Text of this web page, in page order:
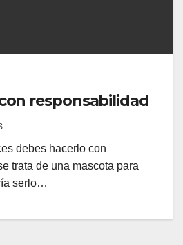
responsabilidad
debes hacerlo con
trata de una mascota para
serlo…